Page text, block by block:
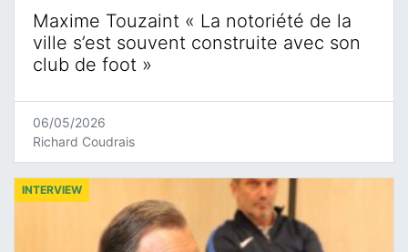
Maxime Touzaint « La notoriété de la
ville s’est souvent construite avec son
club de foot »
06/05/2026
Richard Coudrais
INTERVIEW